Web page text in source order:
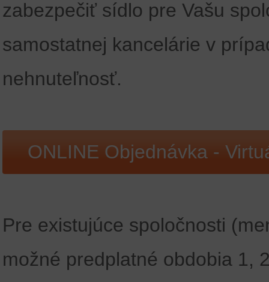
zabezpečiť sídlo pre Vašu
samostatnej kancelárie v
nehnuteľnosť.
ONLINE Objednávka -
Pre existujúce spoločnosti
možné predplatné obdobia 1,